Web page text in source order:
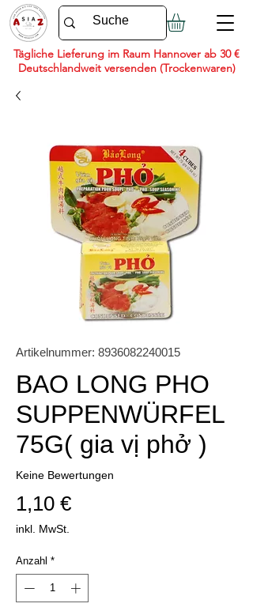
Tägliche Lieferung im Raum Hannover ab 30 €
Deutschlandweit versenden (Trockenwaren)
Artikelnummer: 8936082240015
BAO LONG PHO
SUPPENWÜRFEL
75G( gia vị phở )
Keine Bewertungen
1,10 €Preis
inkl. MwSt.
Anzahl *